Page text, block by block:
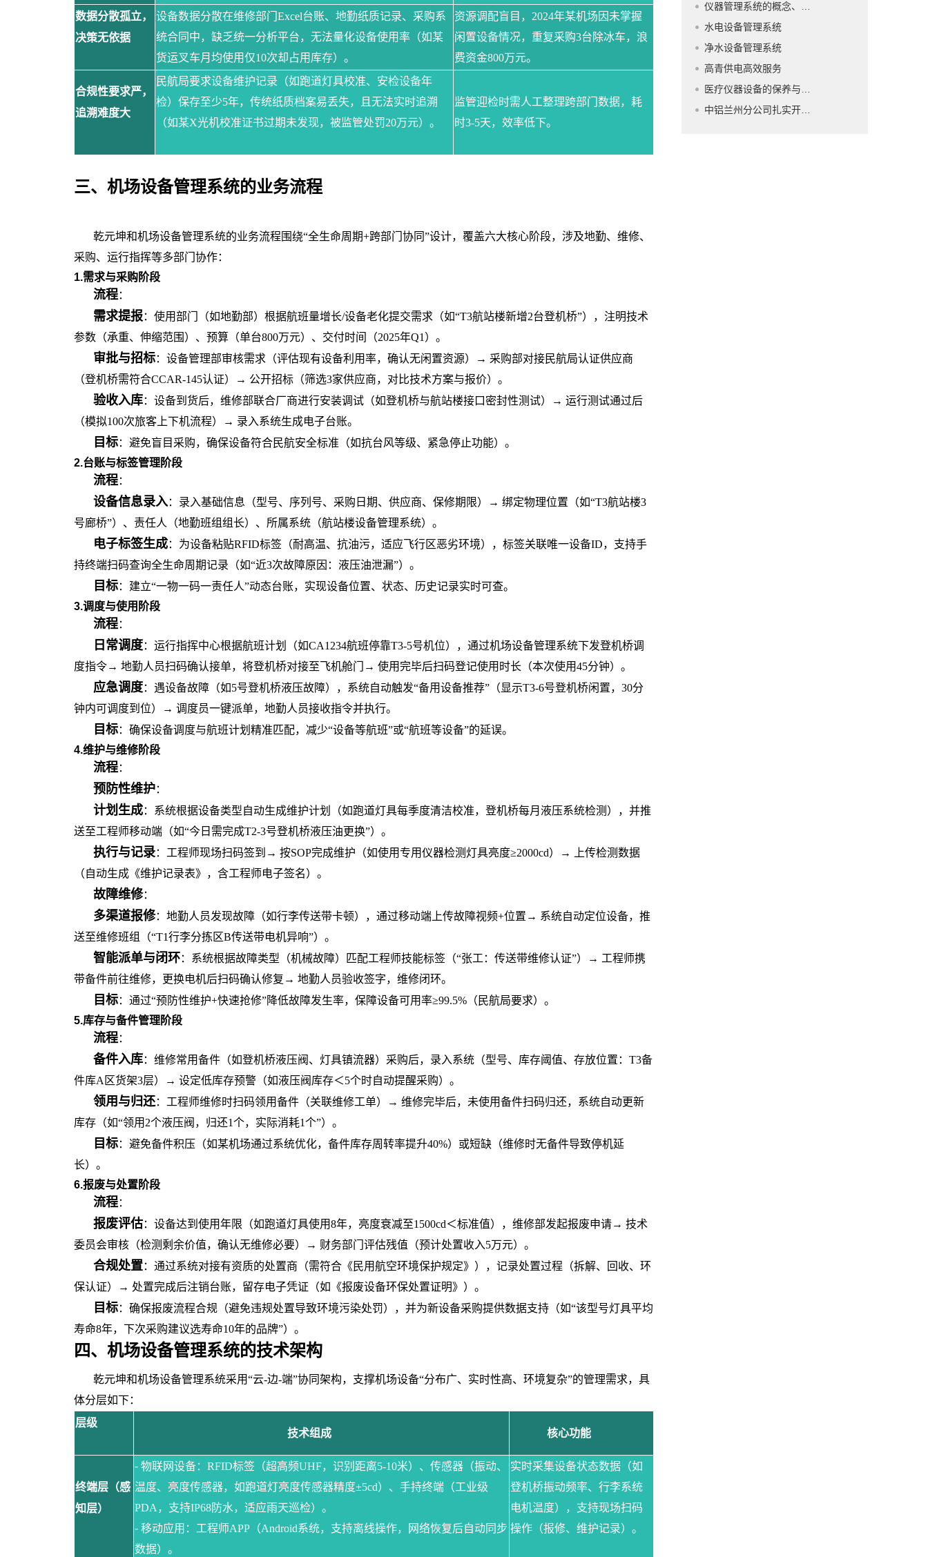
数据分散孤立，
决策无依据
设备数据分散在维修部门 Excel台账、地勤纸质记录、采购系
统合同中，缺乏统一分析平台，无法量化设备使用率（如某
货运叉车月均使用仅10次却占用库存）。
资源调配盲目， 2024年某机场因未掌握
闲置设备情况，重复采购3台除冰车，浪
费资金800万元。
合规性要求严，
追溯难度大
民航局要求设备维护记录（如跑道灯具校准、安检设备年
检）保存至少5年，传统纸质档案易丢失，且无法实时追溯
（如某X光机校准证书过期未发现，被监管处罚20万元）。
监管迎检时需人工整理跨部门数据，耗
时3-5天，效率低下。
三、机场设备管理系统的业务流程
乾元坤和机场设备管理系统的业务流程围绕“全生命周期+跨部门协同”设计，覆盖六大核心阶段，涉及地勤、维修、
采购、运行指挥等多部门协作：
1.需求与采购阶段
流程：
需求提报：使用部门（如地勤部）根据航班量增长/设备老化提交需求（如“T3航站楼新增2台登机桥”），注明技术
参数（承重、伸缩范围）、预算（单台800万元）、交付时间（2025年Q1）。
审批与招标：设备管理部审核需求（评估现有设备利用率，确认无闲置资源）
→ 采购部对接民航局认证供应商
（登机桥需符合CCAR-145认证）→ 公开招标（筛选3家供应商，对比技术方案与报价）。
验收入库：设备到货后，维修部联合厂商进行安装调试（如登机桥与航站楼接口密封性测试）
→ 运行测试通过后
（模拟100次旅客上下机流程）→ 录入系统生成电子台账。
目标：避免盲目采购，确保设备符合民航安全标准（如抗台风等级、紧急停止功能）。
2.台账与标签管理阶段
流程：
设备信息录入：录入基础信息（型号、序列号、采购日期、供应商、保修期限）
→ 绑定物理位置（如“T3航站楼3
号廊桥”）、责任人（地勤班组组长）、所属系统（航站楼设备管理系统）。
电子标签生成：为设备粘贴RFID标签（耐高温、抗油污，适应飞行区恶劣环境），标签关联唯一设备ID，支持手
持终端扫码查询全生命周期记录（如“近3次故障原因：液压油泄漏”）。
目标：建立“一物一码一责任人”动态台账，实现设备位置、状态、历史记录实时可查。
3.调度与使用阶段
流程：
日常调度：运行指挥中心根据航班计划（如CA1234航班停靠T3-5号机位），通过机场设备管理系统下发登机桥调
度指令→ 地勤人员扫码确认接单，将登机桥对接至飞机舱门→ 使用完毕后扫码登记使用时长（本次使用45分钟）。
应急调度：遇设备故障（如5号登机桥液压故障），系统自动触发“备用设备推荐”（显示T3-6号登机桥闲置，30分
钟内可调度到位）→ 调度员一键派单，地勤人员接收指令并执行。
目标：确保设备调度与航班计划精准匹配，减少“设备等航班”或“航班等设备”的延误。
4.维护与维修阶段
流程：
预防性维护：
计划生成：系统根据设备类型自动生成维护计划（如跑道灯具每季度清洁校准，登机桥每月液压系统检测），并推
送至工程师移动端（如“今日需完成T2-3号登机桥液压油更换”）。
执行与记录：工程师现场扫码签到 → 按SOP完成维护（如使用专用仪器检测灯具亮度≥2000cd）→ 上传检测数据
（自动生成《维护记录表》，含工程师电子签名）。
故障维修：
多渠道报修：地勤人员发现故障（如行李传送带卡顿），通过移动端上传故障视频+位置→ 系统自动定位设备，推
送至维修班组（“T1行李分拣区B传送带电机异响”）。
智能派单与闭环：系统根据故障类型（机械故障）匹配工程师技能标签（“张工：传送带维修认证”）→ 工程师携
带备件前往维修，更换电机后扫码确认修复→ 地勤人员验收签字，维修闭环。
目标：通过“预防性维护+快速抢修”降低故障发生率，保障设备可用率≥99.5%（民航局要求）。
5.库存与备件管理阶段
流程：
备件入库：维修常用备件（如登机桥液压阀、灯具镇流器）采购后，录入系统（型号、库存阈值、存放位置： T3备
件库A区货架3层）→ 设定低库存预警（如液压阀库存＜5个时自动提醒采购）。
领用与归还：工程师维修时扫码领用备件（关联维修工单）
→ 维修完毕后，未使用备件扫码归还，系统自动更新
库存（如“领用2个液压阀，归还1个，实际消耗1个”）。
目标：避免备件积压（如某机场通过系统优化，备件库存周转率提升40%）或短缺（维修时无备件导致停机延
长）。
6.报废与处置阶段
流程：
报废评估：设备达到使用年限（如跑道灯具使用8年，亮度衰减至1500cd＜标准值），维修部发起报废申请→ 技术
委员会审核（检测剩余价值，确认无维修必要）→ 财务部门评估残值（预计处置收入5万元）。
合规处置：通过系统对接有资质的处置商（需符合《民用航空环境保护规定》），记录处置过程（拆解、回收、环
保认证）
→ 处置完成后注销台账，留存电子凭证（如《报废设备环保处置证明》）。
目标：确保报废流程合规（避免违规处置导致环境污染处罚），并为新设备采购提供数据支持（如“该型号灯具平均
寿命8年，下次采购建议选寿命10年的品牌”）。
四、机场设备管理系统的技术架构
乾元坤和机场设备管理系统采用“云-边-端”协同架构，支撑机场设备“分布广、实时性高、环境复杂”的管理需求，具
体分层如下：
层级
技术组成
核心功能
终端层（感
知层）
- 物联网设备： RFID标签（超高频UHF，识别距离5-10米）、传感器（振动、
温度、亮度传感器，如跑道灯亮度传感器精度±5cd）、手持终端（工业级
PDA，支持IP68防水，适应雨天巡检）。
- 移动应用 ：工程师APP（Android系统，支持离线操作，网络恢复后自动同步
数据）。
实时采集设备状态数据（如
登机桥振动频率、行李系统
电机温度），支持现场扫码
操作（报修、维护记录）。
仪器管理系统的概念、核心功能、业务流程、技术架构、应用场景等全维度解析
水电设备管理系统
净水设备管理系统
高青供电高效服务
医疗仪器设备的保养与维护
中铝兰州分公司扎实开展换季期间设备检修维护工作